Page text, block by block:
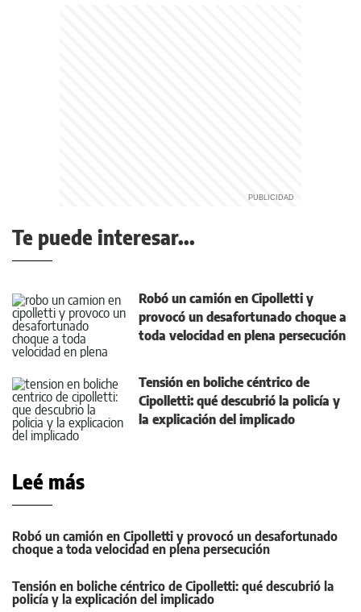
Te puede interesar...
Robó un camión en Cipolletti y
provocó un desafortunado choque a
toda velocidad en plena persecución
Tensión en boliche céntrico de
Cipolletti: qué descubrió la policía y
la explicación del implicado
Leé más
Robó un camión en Cipolletti y provocó un desafortunado
choque a toda velocidad en plena persecución
Tensión en boliche céntrico de Cipolletti: qué descubrió la
policía y la explicación del implicado